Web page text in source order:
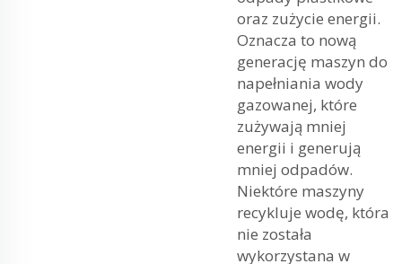
oraz zużycie energii.
Oznacza to nową
generację maszyn do
napełniania wody
gazowanej, które
zużywają mniej
energii i generują
mniej odpadów.
Niektóre maszyny
recykluje wodę, która
nie została
wykorzystana w